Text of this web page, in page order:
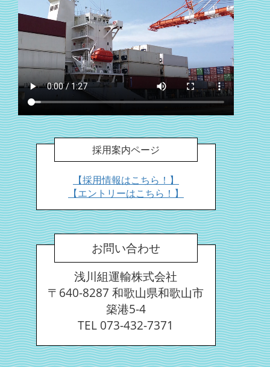
採用案内ページ
【採用情報はこちら！】
【エントリーはこちら！】
お問い合わせ
浅川組運輸株式会社
〒640-8287 和歌山県和歌山市
築港5-4
TEL 073-432-7371